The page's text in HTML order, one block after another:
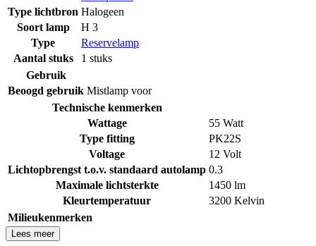
Type lichtbron Halogeen
Soort lamp
H 3
Type
Reservelamp
Aantal stuks
1 stuks
Gebruik
Beoogd gebruik Mistlamp voor
Technische kenmerken
Wattage
55 Watt
Type fitting
PK22S
Voltage
12 Volt
Lichtopbrengst t.o.v. standaard autolamp 0.3
Maximale lichtsterkte
1450 lm
Kleurtemperatuur
3200 Kelvin
Milieukenmerken
Lees meer